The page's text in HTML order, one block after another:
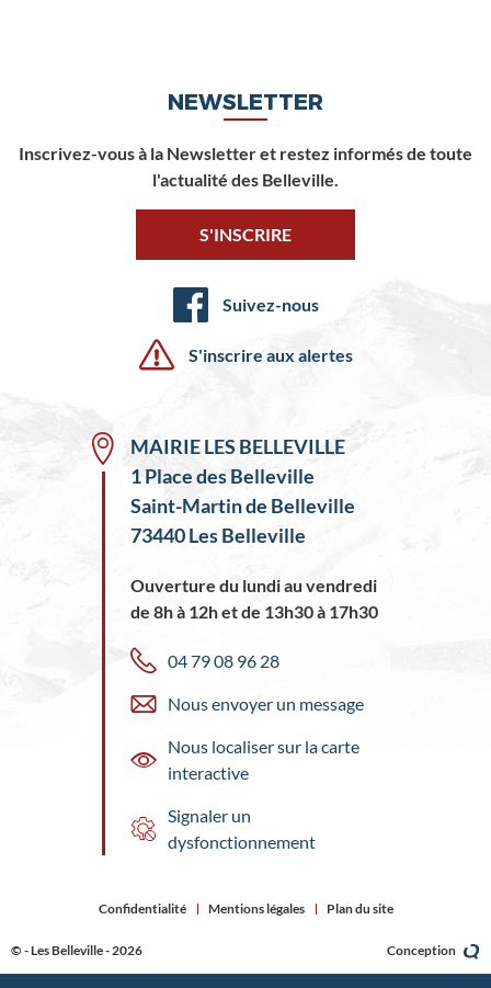
NEWSLETTER
Inscrivez-vous à la Newsletter et restez informés de toute
l'actualité des Belleville.
S'INSCRIRE
Suivez-nous
S'inscrire aux alertes
MAIRIE LES BELLEVILLE
1 Place des Belleville
Saint-Martin de Belleville
73440 Les Belleville
Ouverture du lundi au vendredi
de 8h à 12h et de 13h30 à 17h30
04 79 08 96 28
Nous envoyer un message
Nous localiser sur la carte
interactive
Signaler un
dysfonctionnement
© - Les Belleville - 2026
Confidentialité Mentions légales Plan du site
Conception